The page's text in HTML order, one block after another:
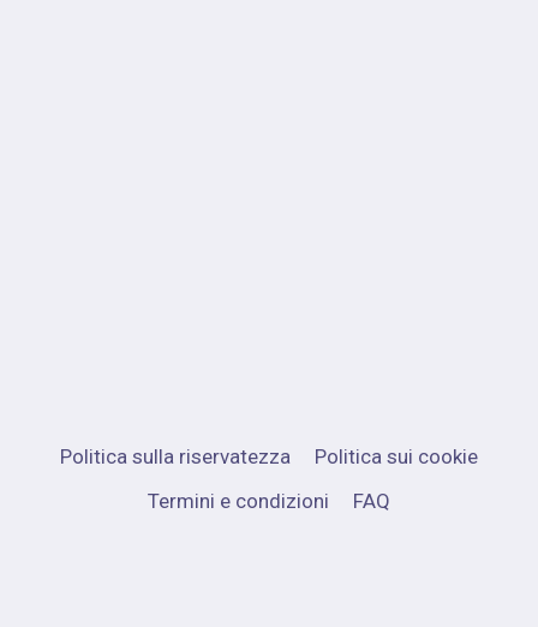
Politica sulla riservatezza
Politica sui cookie
Termini e condizioni
FAQ